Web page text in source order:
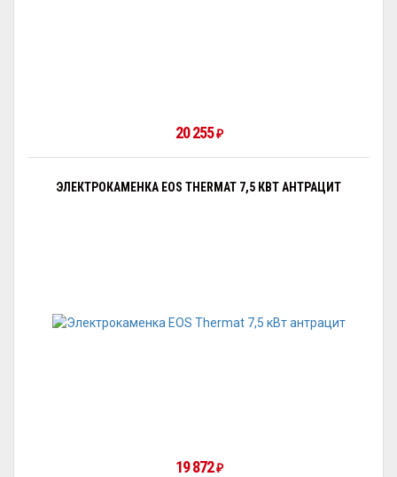
20 255₽
ЭЛЕКТРОКАМЕНКА EOS THERMAT 7,5 КВТ АНТРАЦИТ
19 872₽